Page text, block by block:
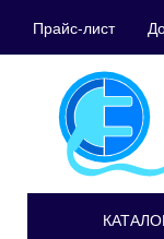
Прайс-лист